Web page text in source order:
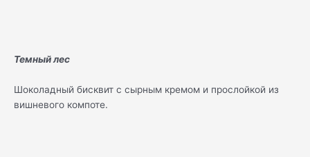
Темный лес
Шоколадный бисквит с сырным кремом и прослойкой из
вишневого компоте.